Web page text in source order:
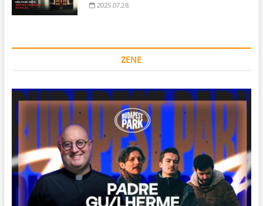
2025.07.28.
ZENE